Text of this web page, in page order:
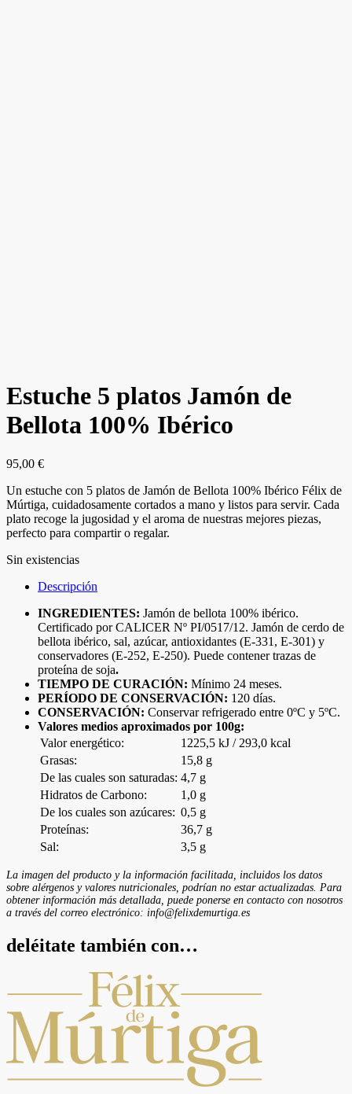
Estuche 5 platos Jamón de
Bellota 100% Ibérico
95,00 €
Un estuche con 5 platos de Jamón de Bellota 100% Ibérico Félix de
Múrtiga, cuidadosamente cortados a mano y listos para servir. Cada
plato recoge la jugosidad y el aroma de nuestras mejores piezas,
perfecto para compartir o regalar.
Sin existencias
Descripción
INGREDIENTES: Jamón de bellota 100% ibérico.
Certificado por CALICER Nº PI/0517/12. Jamón de cerdo de
bellota ibérico, sal, azúcar, antioxidantes (E-331, E-301) y
conservadores (E-252, E-250). Puede contener trazas de
proteína de soja.
TIEMPO DE CURACIÓN: Mínimo 24 meses.
PERÍODO DE CONSERVACIÓN: 120 días.
CONSERVACIÓN: Conservar refrigerado entre 0ºC y 5ºC.
Valores medios aproximados por 100g:
Valor energético:
1225,5 kJ / 293,0 kcal
Grasas:
15,8 g
De las cuales son saturadas: 4,7 g
Hidratos de Carbono:
1,0 g
De los cuales son azúcares: 0,5 g
Proteínas:
36,7 g
Sal:
3,5 g
La imagen del producto y la información facilitada, incluidos los datos
sobre alérgenos y valores nutricionales, podrían no estar actualizadas. Para
obtener información más detallada, puede ponerse en contacto con nosotros
a través del correo electrónico: info@felixdemurtiga.es
deléitate también con…